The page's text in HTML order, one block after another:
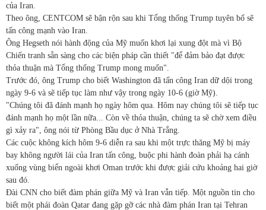
của Iran.
Theo ông, CENTCOM sẽ bận rộn sau khi Tổng thống Trump tuyên bố sẽ
tấn công mạnh vào Iran.
Ông Hegseth nói hành động của Mỹ muốn khơi lại xung đột mà vì Bộ
Chiến tranh sẵn sàng cho các biện pháp cần thiết "để đảm bảo đạt được
thỏa thuận mà Tổng thống Trump mong muốn".
Trước đó, ông Trump cho biết Washington đã tấn công Iran dữ dội trong
ngày 9-6 và sẽ tiếp tục làm như vậy trong ngày 10-6 (giờ Mỹ).
"Chúng tôi đã đánh mạnh họ ngày hôm qua. Hôm nay chúng tôi sẽ tiếp tục
đánh mạnh họ một lần nữa... Còn về thỏa thuận, chúng ta sẽ chờ xem điều
gì xảy ra", ông nói từ Phòng Bầu dục ở Nhà Trắng.
Các cuộc không kích hôm 9-6 diễn ra sau khi một trực thăng Mỹ bị máy
bay không người lái của Iran tấn công, buộc phi hành đoàn phải hạ cánh
xuống vùng biển ngoài khơi Oman trước khi được giải cứu khoảng hai giờ
sau đó.
Đài CNN cho biết đàm phán giữa Mỹ và Iran vẫn tiếp. Một nguồn tin cho
biết một phái đoàn Qatar đang gặp gỡ các nhà đàm phán Iran tại Tehran